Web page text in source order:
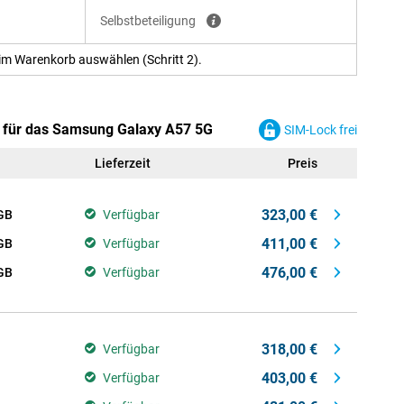
Selbstbeteiligung
Warenkorb auswählen (Schritt 2).
das Samsung Galaxy A57 5G SIM-Lock frei
Lieferzeit Preis
Verfügbar 323,00 €
Verfügbar 411,00 €
Verfügbar 476,00 €
Verfügbar 318,00 €
Verfügbar 403,00 €